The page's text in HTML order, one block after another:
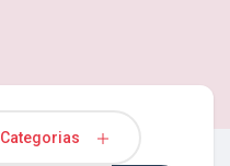
Categorias